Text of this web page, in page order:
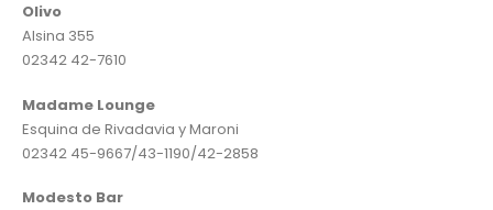
Olivo
Alsina 355
02342 42-7610
Madame Lounge
Esquina de Rivadavia y Maroni
02342 45-9667/43-1190/42-2858
Modesto Bar